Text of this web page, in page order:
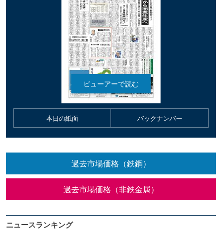
本日の紙面 バックナンバー
過去市場価格（鉄鋼）
過去市場価格（非鉄金属）
ニュースランキング